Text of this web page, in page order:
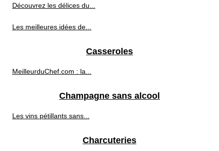
Découvrez les délices du...
Les meilleures idées de...
Casseroles
MeilleurduChef.com : la...
Champagne sans alcool
Les vins pétillants sans...
Charcuteries